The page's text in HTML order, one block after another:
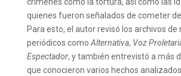
quienes fueron señalados de cometer
Para esto, el autor revisó los archivos de
periódicos como Alternativa, Voz
Espectador, y también entrevistó a más
que conocieron varios hechos